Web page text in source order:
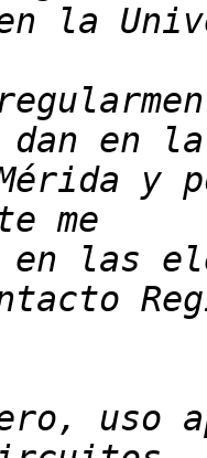
y
en las
uso